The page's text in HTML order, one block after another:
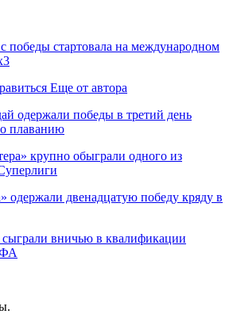
победы стартовала на международном
Еще от автора
одержали победы в третий день
плаванию
крупно обыграли одного из
одержали двенадцатую победу кряду в
вничью в квалификации